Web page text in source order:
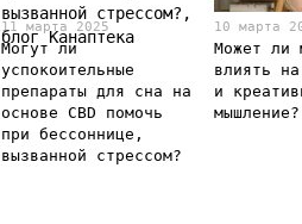
11 марта 2025
Могут ли
успокоительные
препараты для сна на
основе CBD помочь
при бессоннице,
вызванной стрессом?
10 марта
Может ли
влиять
и
мышление?